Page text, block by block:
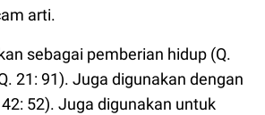
arti.
sebagai pemberian hidup (Q.
21: 91). Juga digunakan dengan
52). Juga digunakan untuk